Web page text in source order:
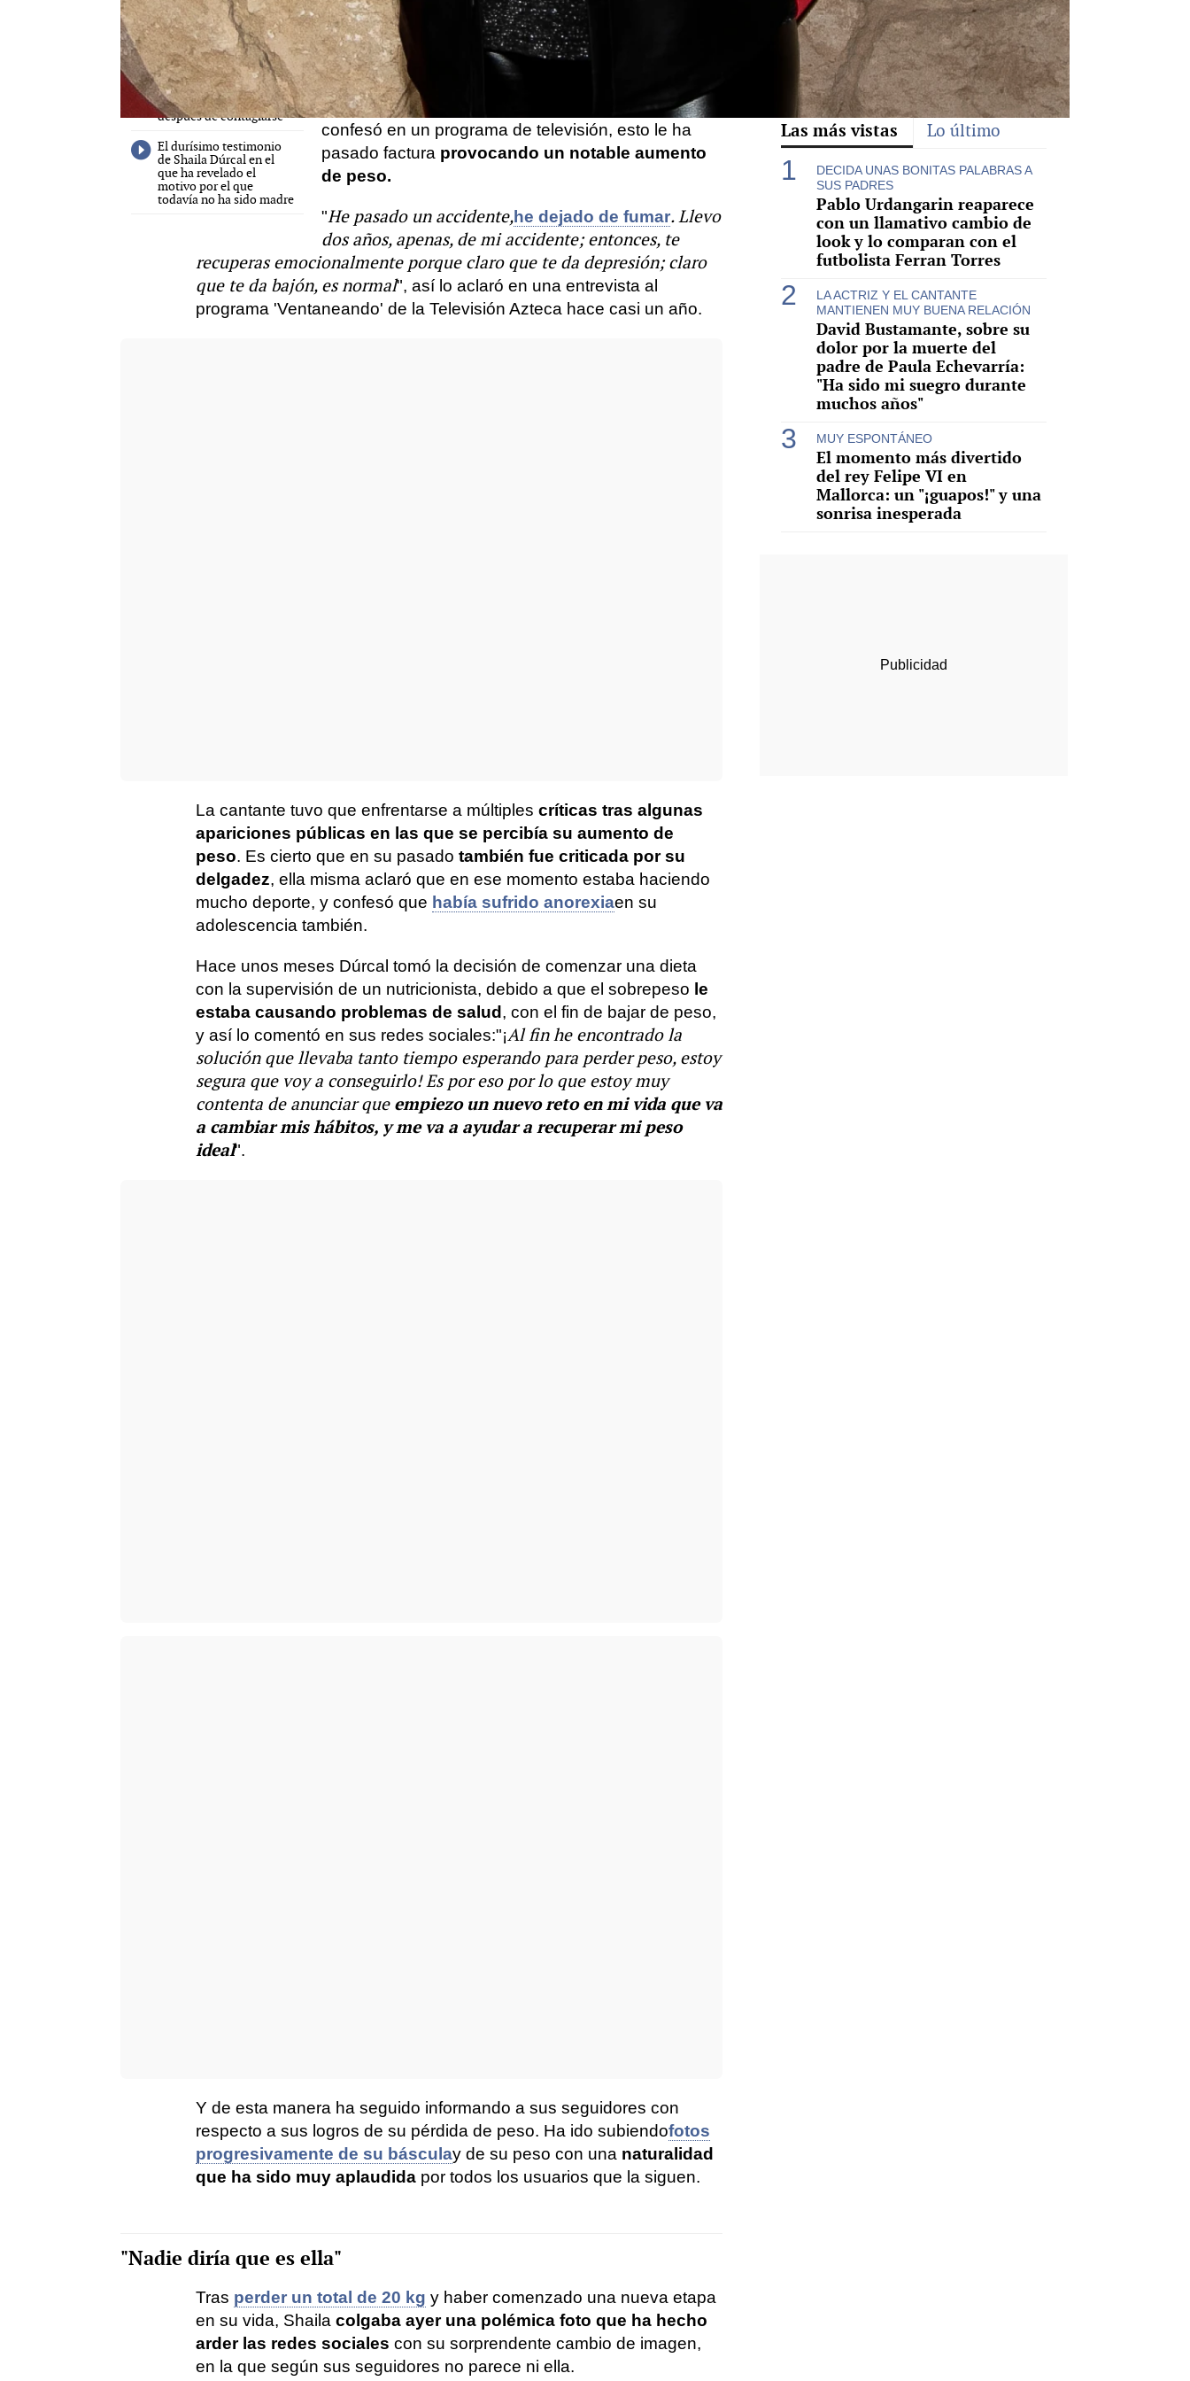
El vídeo casero que ha
publicado Shaila Dúrcal
con su madre
Shaila Dúrcal habla de
las secuelas que tiene su
hermano por el
coronavirus un año
después de contagiarse
El durísimo testimonio
de Shaila Dúrcal en el
que ha revelado el
motivo por el que
todavía no ha sido madre
peso por motivo de unaccidente doméstico
sufrió, por el que perdió parte de su dedo índice.
Esta fue la razón por la que la hija de la fallecida
Rocío Dúrcal, a lo largo estos meses de
rehabilitación,
, y tal y como
confesó en un programa de televisión, esto le ha
pasado factura provocando un notable aumento
de peso.
"He pasado un accidente,he dejado de fumar. Llevo
dos años, apenas, de mi accidente; entonces, te
recuperas emocionalmente porque claro que te da depresión; claro
que te da bajón, es normal", así lo aclaró en una entrevista al
programa 'Ventaneando' de la Televisión Azteca hace casi un año.
La cantante tuvo que enfrentarse a múltiples críticas tras algunas
apariciones públicas en las que se percibía su aumento de
peso. Es cierto que en su pasado también fue criticada por su
delgadez, ella misma aclaró que en ese momento estaba haciendo
mucho deporte, y confesó que había sufrido anorexiaen su
adolescencia también.
Hace unos meses Dúrcal tomó la decisión de comenzar una dieta
con la supervisión de un nutricionista, debido a que el sobrepeso le
estaba causando problemas de salud , con el fin de bajar de peso,
y así lo comentó en sus redes sociales:"¡Al fin he encontrado la
solución que llevaba tanto tiempo esperando para perder peso, estoy
segura que voy a conseguirlo! Es por eso por lo que estoy muy
contenta de anunciar que empiezo un nuevo reto en mi vida que va
a cambiar mis hábitos, y me va a ayudar a recuperar mi peso
ideal".
Y de esta manera ha seguido informando a sus seguidores con
respecto a sus logros de su pérdida de peso. Ha ido subiendofotos
progresivamente de su básculay de su peso con una naturalidad
que ha sido muy aplaudida por todos los usuarios que la siguen.
"Nadie diría que es ella"
Tras perder un total de 20 kg y haber comenzado una nueva etapa
en su vida, Shaila colgaba ayer una polémica foto que ha hecho
arder las redes sociales con su sorprendente cambio de imagen,
en la que según sus seguidores no parece ni ella.
Las más vistas Lo último
DECIDA UNAS BONITAS PALABRAS A
SUS PADRES
Pablo Urdangarin reaparece
con un llamativo cambio de
look y lo comparan con el
futbolista Ferran Torres
LA ACTRIZ Y EL CANTANTE
MANTIENEN MUY BUENA RELACIÓN
David Bustamante, sobre su
dolor por la muerte del
padre de Paula Echevarría:
"Ha sido mi suegro durante
muchos años"
MUY ESPONTÁNEO
El momento más divertido
del rey Felipe VI en
Mallorca: un "¡guapos!" y una
sonrisa inesperada